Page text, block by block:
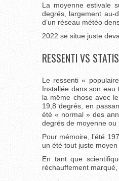
La moyenne estivale
degrés, largement au-
d’un réseau météo
2022 se situe juste
RESSENTI VS
Le ressenti «
Installée dans son eau
la même chose avec
19,8 degrés, en
été « normal » des
degrés de moyenne
Pour mémoire, l’été
un été tout juste moyen
En tant que
réchauffement